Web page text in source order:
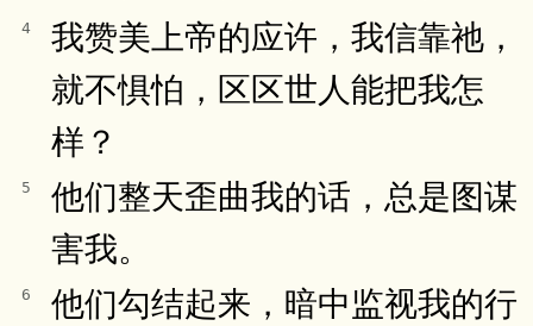
4
我赞美上帝的应许，我信靠祂，
就不惧怕，区区世人能把我怎
样？
5
他们整天歪曲我的话，总是图谋
害我。
6
他们勾结起来，暗中监视我的行